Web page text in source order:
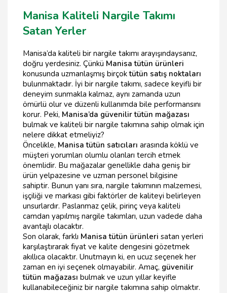
Manisa Kaliteli Nargile Takımı
Satan Yerler
Manisa’da kaliteli bir nargile takımı arayışındaysanız,
doğru yerdesiniz. Çünkü Manisa tütün ürünleri
konusunda uzmanlaşmış birçoktütün satış noktaları
bulunmaktadır. İyi bir nargile takımı, sadece keyifli bir
deneyim sunmakla kalmaz, aynı zamanda uzun
ömürlü olur ve düzenli kullanımda bile performansını
korur. Peki, Manisa’da güvenilir tütün mağazası
bulmak ve kaliteli bir nargile takımına sahip olmak için
nelere dikkat etmeliyiz?
Öncelikle, Manisa tütün satıcıları arasında köklü ve
müşteri yorumları olumlu olanları tercih etmek
önemlidir. Bu mağazalar genellikle daha geniş bir
ürün yelpazesine ve uzman personel bilgisine
sahiptir. Bunun yanı sıra, nargile takımının malzemesi,
işçiliği ve markası gibi faktörler de kaliteyi belirleyen
unsurlardır. Paslanmaz çelik, pirinç veya kaliteli
camdan yapılmış nargile takımları, uzun vadede daha
avantajlı olacaktır.
Son olarak, farklı Manisa tütün ürünleri satan yerleri
karşılaştırarak fiyat ve kalite dengesini gözetmek
akıllıca olacaktır. Unutmayın ki, en ucuz seçenek her
zaman en iyi seçenek olmayabilir. Amaç, güvenilir
tütün mağazası bulmak ve uzun yıllar keyifle
kullanabileceğiniz bir nargile takımına sahip olmaktır.